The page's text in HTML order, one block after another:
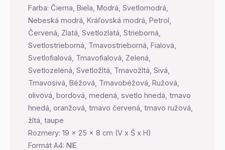
Farba: Čierna, Biela, Modrá, Svetlomodrá,
Nebeská modrá, Kráľovská modrá, Petrol,
Červená, Zlatá, Svetlozlatá, Strieborná,
Svetlostrieborná, Tmavostrieborná, Fialová,
Svetlofialová, Tmavofialová, Zelená,
Svetlozelená, Svetložltá, Tmavožltá, Sivá,
Tmavosivá, Béžová, Tmavobéžová, Ružová,
olivová, bordová, medená, svetlo hnedá, tmavo
hnedá, oranžová, tmavo červená, tmavo ružová,
žltá, taupe
Rozmery: 19 x 25 x 8 cm (V x Š x H)
Formát A4: NIE